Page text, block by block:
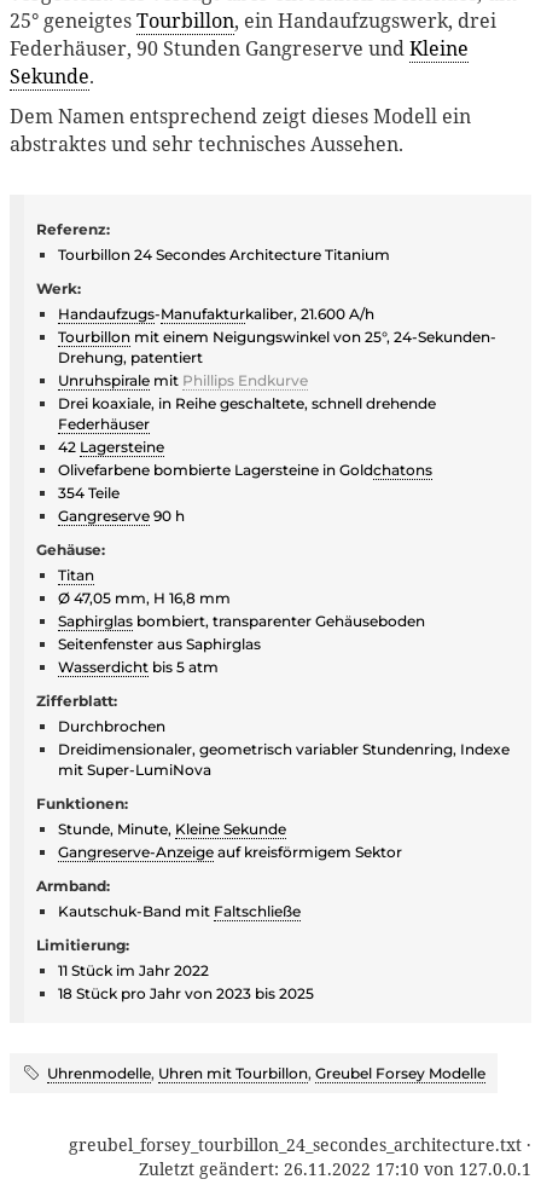
25° geneigtesTourbillon, ein Handaufzugswerk, drei
Federhäuser, 90 Stunden Gangreserve undKleine
Sekunde.
Dem Namen entsprechend zeigt dieses Modell ein
abstraktes und sehr technisches Aussehen.
Referenz:
Tourbillon 24 Secondes Architecture Titanium
Werk:
Handaufzugs-Manufakturkaliber, 21.600 A/h
Tourbillon mit einem Neigungswinkel von 25°, 24-Sekunden-
Drehung, patentiert
Unruhspirale mit Phillips Endkurve
Drei koaxiale, in Reihe geschaltete, schnell drehende
Federhäuser
42 Lagersteine
Olivefarbene bombierte Lagersteine in Goldchatons
354 Teile
Gangreserve 90 h
Gehäuse:
Titan
Ø 47,05 mm, H 16,8 mm
Saphirglas bombiert, transparenter Gehäuseboden
Seitenfenster aus Saphirglas
Wasserdicht bis 5 atm
Zifferblatt:
Durchbrochen
Dreidimensionaler, geometrisch variabler Stundenring, Indexe
mit Super-LumiNova
Funktionen:
Stunde, Minute, Kleine Sekunde
Gangreserve-Anzeige auf kreisförmigem Sektor
Armband:
Kautschuk-Band mit Faltschließe
Limitierung:
11 Stück im Jahr 2022
18 Stück pro Jahr von 2023 bis 2025
Uhrenmodelle, Uhren mit Tourbillon, Greubel Forsey Modelle
greubel_forsey_tourbillon_24_secondes_architecture.txt ·
Zuletzt geändert: 26.11.2022 17:10 von 127.0.0.1